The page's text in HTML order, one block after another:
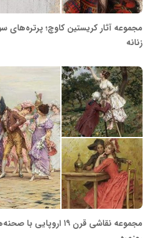
مجموعه آثار کریستین کاوچ؛ پرتره‌های
زنانه
مجموعه نقاشی قرن ۱۹